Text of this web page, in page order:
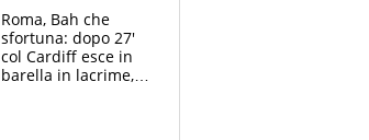
Roma, Bah che
sfortuna: dopo 27'
col Cardiff esce in
barella in lacrime,